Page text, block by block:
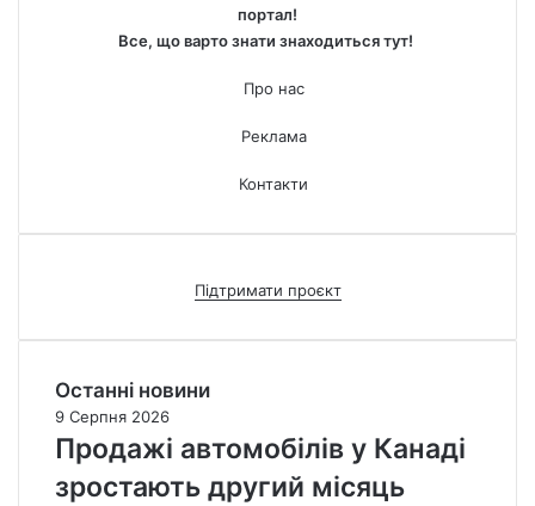
портал!
Все, що варто знати знаходиться тут!
Про нас
Реклама
Контакти
Підтримати проєкт
Останні новини
9 Серпня 2026
Продажі автомобілів у Канаді
зростають другий місяць